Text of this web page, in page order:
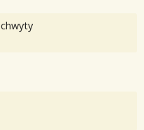
chwyty